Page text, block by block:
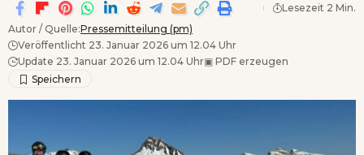
Autor / Quelle:Pressemitteilung (pm)
Veröffentlicht 23. Januar 2026 um 12.04 Uhr
Update 23. Januar 2026 um 12.04 Uhr▣ PDF erzeugen
Lesezeit 2 Min.